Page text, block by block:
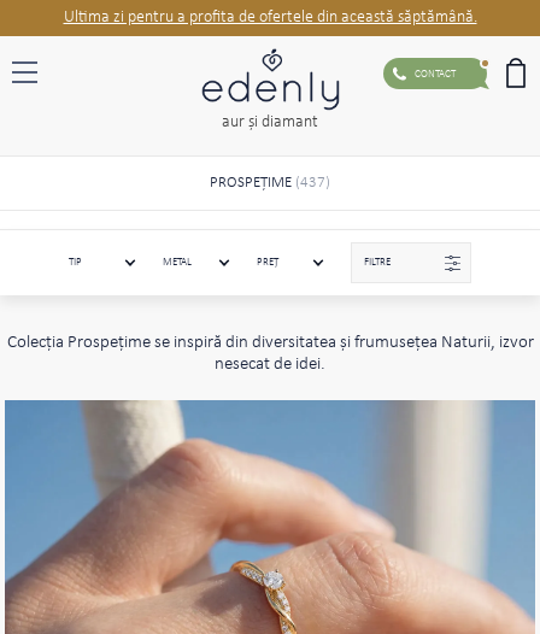
Ultima zi pentru a profita de ofertele din această săptămână.
CONTACT
aur şi diamant
PROSPEŢIME (437)
TIP METAL PREȚ FILTRE
Colecţia Prospeţime se inspiră din diversitatea şi frumuseţea Naturii, izvor
nesecat de idei.